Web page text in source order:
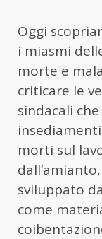
Oggi
i miasmi
morte e
criticare le
sindacali
morti sul
dall’amianto,
sviluppato
come